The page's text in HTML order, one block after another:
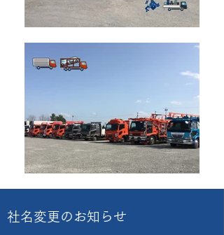
社名変更のお知らせ